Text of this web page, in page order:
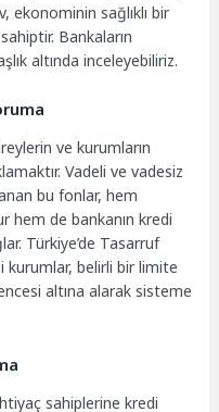
ekonominin sağlıklı bir
Bankaların
altında inceleyebiliriz.
ve kurumların
Vadeli ve vadesiz
bu fonlar, hem
hem de bankanın kredi
Türkiye’de Tasarruf
kurumlar, belirli bir limite
altına alarak sisteme
sahiplerine kredi